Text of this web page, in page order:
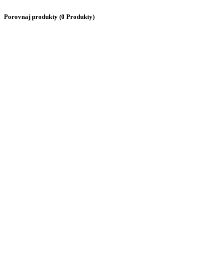
Porovnaj produkty (0 Produkty)